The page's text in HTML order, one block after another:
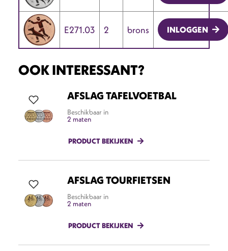
E271.03 2 brons INLOGGEN
OOK INTERESSANT?
AFSLAG TAFELVOETBAL
Beschikbaar in
2 maten
PRODUCT BEKIJKEN
AFSLAG TOURFIETSEN
Beschikbaar in
2 maten
PRODUCT BEKIJKEN